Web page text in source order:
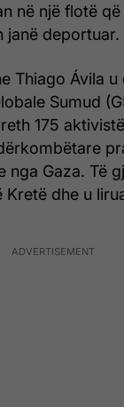
në një flotë
janë deportuar.
Thiago Ávila
Sumud
175
nga Gaza. Të
Kretë dhe u